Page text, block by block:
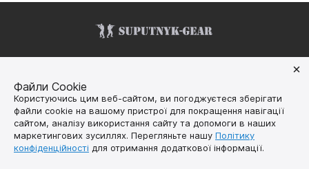
Про нас
Контакти
Як купити
Доставка і оплата
Файли Cookie
Користуючись цим веб-сайтом, ви погоджуєтеся зберігати
файли cookie на вашому пристрої для покращення навігації
сайтом, аналізу використання сайту та допомоги в наших
маркетингових зусиллях. Перегляньте нашу Політику
конфіденційності для отримання додаткової інформації.